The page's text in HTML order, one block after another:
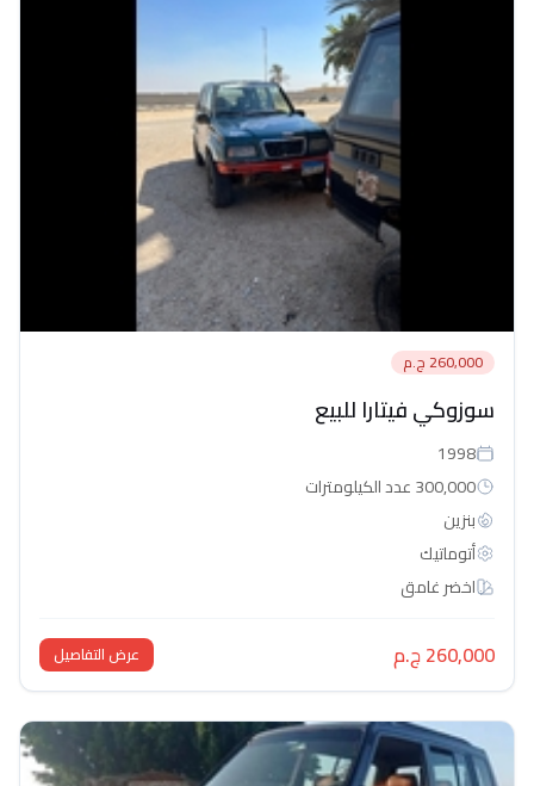
260,000 ج.م
سوزوكي فيتارا للبيع
1998
300,000 عدد الكيلومترات
بنزين
أتوماتيك‎
اخضر غامق
260,000 ج.م عرض التفاصيل